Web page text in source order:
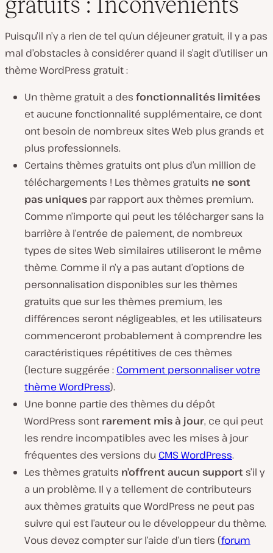
r
e
l
d
é
o
Puisqu’il n’y a rien de tel qu’un déjeuner gratuit, il y a pas
mal d’obstacles à considérer quand il s’agit d’utiliser un
thème WordPress gratuit :
Un thème gratuit a des fonctionnalités limitées
et aucune fonctionnalité supplémentaire, ce dont
ont besoin de nombreux sites Web plus grands et
plus professionnels.
Certains thèmes gratuits ont plus d’un million de
téléchargements ! Les thèmes gratuits ne sont
pas uniques par rapport aux thèmes premium.
Comme n’importe qui peut les télécharger sans la
barrière à l’entrée de paiement, de nombreux
types de sites Web similaires utiliseront le même
thème. Comme il n’y a pas autant d’options de
personnalisation disponibles sur les thèmes
gratuits que sur les thèmes premium, les
différences seront négligeables, et les utilisateurs
commenceront probablement à comprendre les
caractéristiques répétitives de ces thèmes
(lecture suggérée : Comment personnaliser votre
thème WordPress).
Une bonne partie des thèmes du dépôt
WordPress sont rarement mis à jour, ce qui peut
les rendre incompatibles avec les mises à jour
fréquentes des versions du CMS WordPress.
Les thèmes gratuits n’offrent aucun support s’il y
a un problème. Il y a tellement de contributeurs
aux thèmes gratuits que WordPress ne peut pas
suivre qui est l’auteur ou le développeur du thème.
Vous devez compter sur l’aide d’un tiers (forum